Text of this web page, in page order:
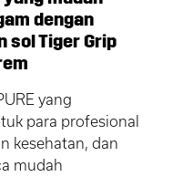
dengan
sol Tiger Grip
yang
para profesional
kesehatan, dan
mudah